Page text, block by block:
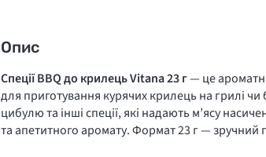
Опис
Спеції BBQ до крилець Vitana 23 г— це
для приготування курячих крилець на грилі
цибулю та інші спеції, які надають м’ясу
та апетитного аромату. Формат 23 г — зручний